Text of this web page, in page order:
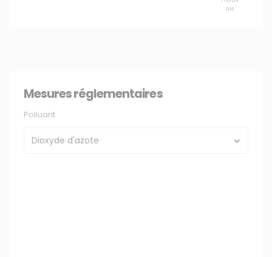
ais
Mesures réglementaires
Polluant